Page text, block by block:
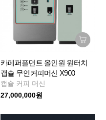
카페퍼플먼트 올인원 원터치
캡슐 무인커피머신 X900
캡슐 커피 머신
27,000,000원